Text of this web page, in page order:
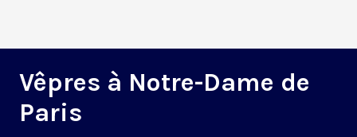
Vêpres à Notre-Dame de
Paris